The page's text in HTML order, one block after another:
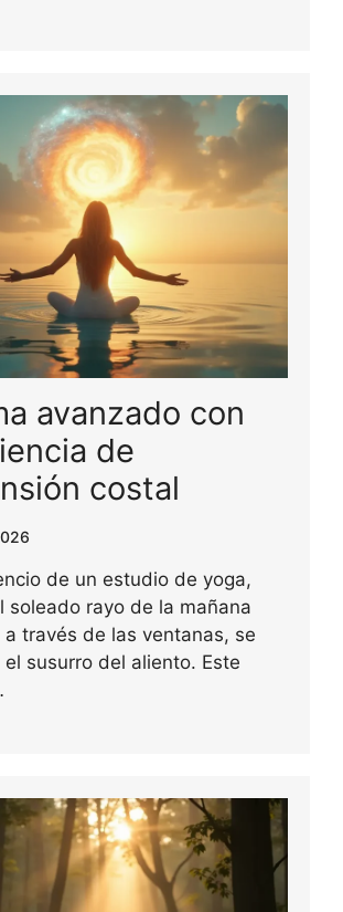
avanzado con
de
costal
de un estudio de yoga,
soleado rayo de la mañana
a través de las ventanas, se
el susurro del aliento. Este